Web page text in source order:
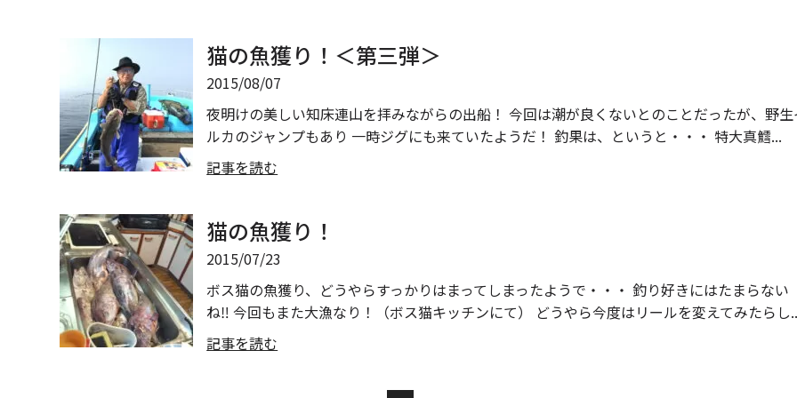
猫の魚獲り！＜第三弾＞
2015/08/07
夜明けの美しい知床連山を拝みながらの出船！ 今回は潮が良くないとのことだったが、野
ルカのジャンプもあり 一時ジグにも来ていたようだ！ 釣果は、というと・・・ 特大真鱈...
記事を読む
猫の魚獲り！
2015/07/23
ボス猫の魚獲り、どうやらすっかりはまってしまったようで・・・ 釣り好きにはたまらない
ね‼ 今回もまた大漁なり！（ボス猫キッチンにて） どうやら今度はリールを変えてみたらし
記事を読む